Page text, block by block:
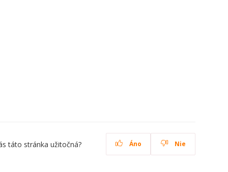
táto stránka užitočná? Áno Nie